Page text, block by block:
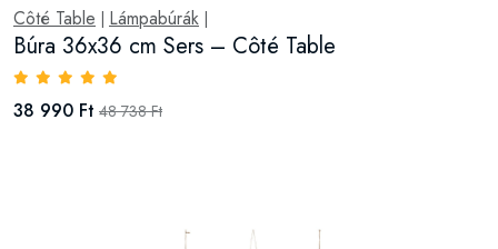
Côté Table Lámpabúrák
Búra 36x36 cm Sers – Côté Table
38 990 Ft 48 738 Ft